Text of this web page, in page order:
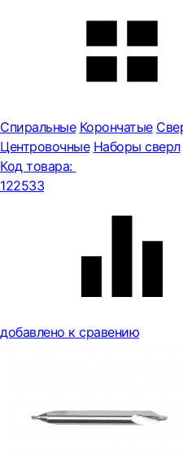
Спиральные Корончатые
Центровочные Наборы сверл
Код товара:
122533
добавлено к сравению